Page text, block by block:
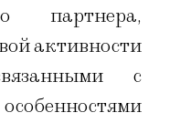
партнера,
активности
с